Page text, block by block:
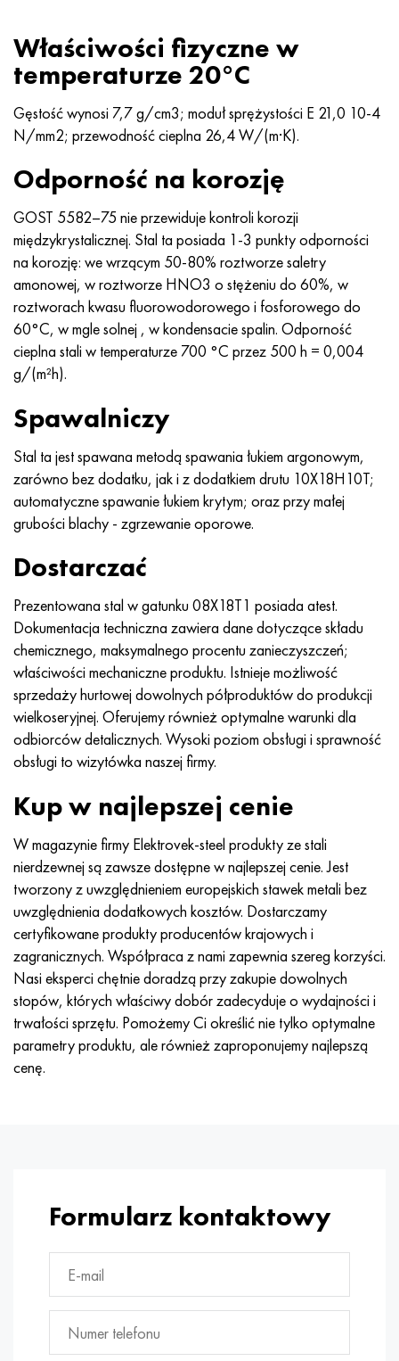
Właściwości fizyczne w
temperaturze 20°C
Gęstość wynosi 7,7 g/cm3; moduł sprężystości E 21,0 10-4
N/mm2; przewodność cieplna 26,4 W/(m·K).
Odporność na korozję
GOST 5582–75 nie przewiduje kontroli korozji
międzykrystalicznej. Stal ta posiada 1-3 punkty odporności
na korozję: we wrzącym 50-80% roztworze saletry
amonowej, w roztworze HNO3 o stężeniu do 60%, w
roztworach kwasu fluorowodorowego i fosforowego do
60°C, w mgle solnej , w kondensacie spalin. Odporność
cieplna stali w temperaturze 700 °C przez 500 h = 0,004
g/(m²h).
Spawalniczy
Stal ta jest spawana metodą spawania łukiem argonowym,
zarówno bez dodatku, jak i z dodatkiem drutu 10X18H10T;
automatyczne spawanie łukiem krytym; oraz przy małej
grubości blachy - zgrzewanie oporowe.
Dostarczać
Prezentowana stal w gatunku 08X18T1 posiada atest.
Dokumentacja techniczna zawiera dane dotyczące składu
chemicznego, maksymalnego procentu zanieczyszczeń;
właściwości mechaniczne produktu. Istnieje możliwość
sprzedaży hurtowej dowolnych półproduktów do produkcji
wielkoseryjnej. Oferujemy również optymalne warunki dla
odbiorców detalicznych. Wysoki poziom obsługi i sprawność
obsługi to wizytówka naszej firmy.
Kup w najlepszej cenie
W magazynie firmy Elektrovek-steel produkty ze stali
nierdzewnej są zawsze dostępne w najlepszej cenie. Jest
tworzony z uwzględnieniem europejskich stawek metali bez
uwzględnienia dodatkowych kosztów. Dostarczamy
certyfikowane produkty producentów krajowych i
zagranicznych. Współpraca z nami zapewnia szereg korzyści.
Nasi eksperci chętnie doradzą przy zakupie dowolnych
stopów, których właściwy dobór zadecyduje o wydajności i
trwałości sprzętu. Pomożemy Ci określić nie tylko optymalne
parametry produktu, ale również zaproponujemy najlepszą
cenę.
Formularz kontaktowy